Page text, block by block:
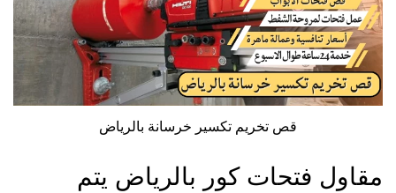
قص تخريم تكسير خرسانة بالرياض
مقاول فتحات كور بالرياض يتم